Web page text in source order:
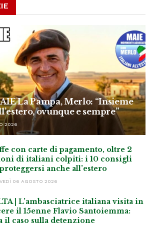
La Pampa, Merlo: “Insieme
ovunque e sempre”
2026
con carte di pagamento, oltre 2
di italiani colpiti: i 10 consigli
anche all’estero
06 AGOSTO 2026
| L’ambasciatrice italiana visita in
il 15enne Flavio Santoiemma:
il caso sulla detenzione